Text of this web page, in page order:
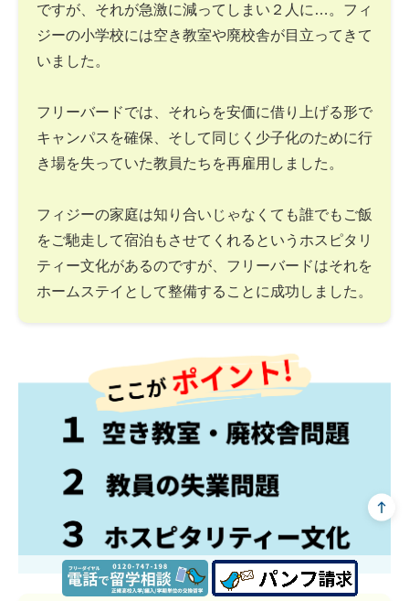
ですが、それが急激に減ってしまい２人に…。フィ
ジーの小学校には空き教室や廃校舎が目立ってきて
いました。
フリーバードでは、それらを安価に借り上げる形で
キャンパスを確保、そして同じく少子化のために行
き場を失っていた教員たちを再雇用しました。
フィジーの家庭は知り合いじゃなくても誰でもご飯
をご馳走して宿泊もさせてくれるというホスピタリ
ティー文化があるのですが、フリーバードはそれを
ホームステイとして整備することに成功しました。